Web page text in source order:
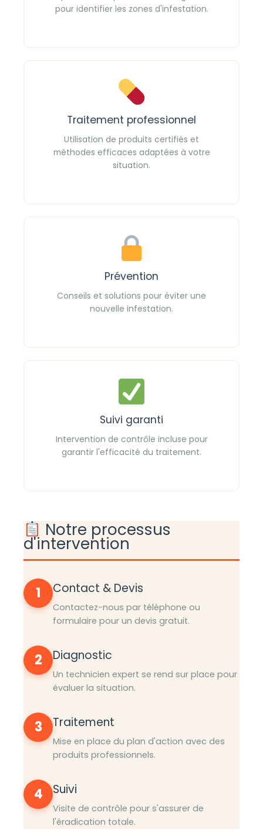
pour identifier les zones d'infestation.
Traitement professionnel
Utilisation de produits certifiés et
méthodes efficaces adaptées à votre
situation.
Prévention
Conseils et solutions pour éviter une
nouvelle infestation.
Suivi garanti
Intervention de contrôle incluse pour
garantir l'efficacité du traitement.
Notre processus
d'intervention
1 Contact & Devis
Contactez-nous par téléphone ou
formulaire pour un devis gratuit.
2 Diagnostic
Un technicien expert se rend sur place pour
évaluer la situation.
3 Traitement
Mise en place du plan d'action avec des
produits professionnels.
4 Suivi
Visite de contrôle pour s'assurer de
l'éradication totale.